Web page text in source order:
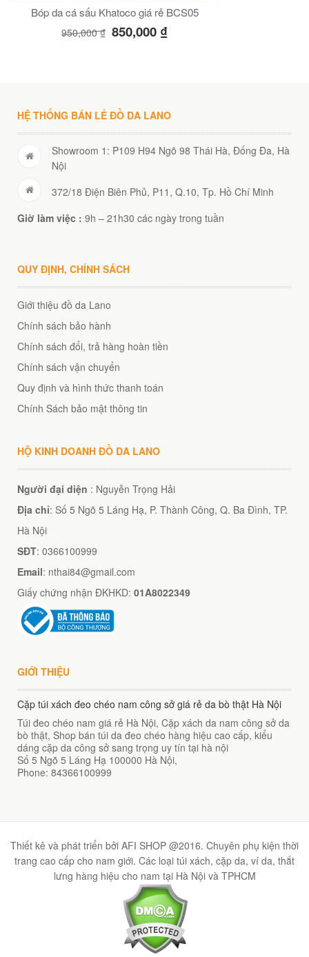
Bóp da cá sấu Khatoco giá rẻ BCS05
950,000₫ 850,000 ₫
HỆ THỐNG BÁN LẺ ĐỒ DA LANO
Showroom 1: P109 H94 Ngõ 98 Thái Hà, Đống Đa, Hà
Nội
372/18 Điện Biên Phủ, P11, Q.10, Tp. Hồ Chí Minh
Giờ làm việc : 9h – 21h30 các ngày trong tuần
QUY ĐỊNH, CHÍNH SÁCH
Giới thiệu đồ da Lano
Chính sách bảo hành
Chính sách đổi, trả hàng hoàn tiền
Chính sách vận chuyển
Quy định và hình thức thanh toán
Chính Sách bảo mật thông tin
HỘ KINH DOANH ĐỒ DA LANO
Người đại diện : Nguyễn Trọng Hải
Địa chỉ: Số 5 Ngõ 5 Láng Hạ, P. Thành Công, Q. Ba Đình, TP.
Hà Nội
SĐT: 0366100999
Email: nthai84@gmail.com
Giấy chứng nhận ĐKHKD: 01A8022349
GIỚI THIỆU
Cặp túi xách đeo chéo nam công sở giá rẻ da bò thật Hà Nội
Túi đeo chéo nam giá rẻ Hà Nội, Cặp xách da nam công sở da
bò thật, Shop bán túi da đeo chéo hàng hiệu cao cấp, kiểu
dáng cặp da công sở sang trọng uy tín tại hà nội
Số 5 Ngõ 5 Láng Hạ 100000 Hà Nội,
Phone: 84366100999
Thiết kê và phát triển bởi AFI SHOP @2016. Chuyên phụ kiện thời
trang cao cấp cho nam giới. Các loại túi xách, cặp da, ví da, thắt
lưng hàng hiệu cho nam tại Hà Nội và TPHCM